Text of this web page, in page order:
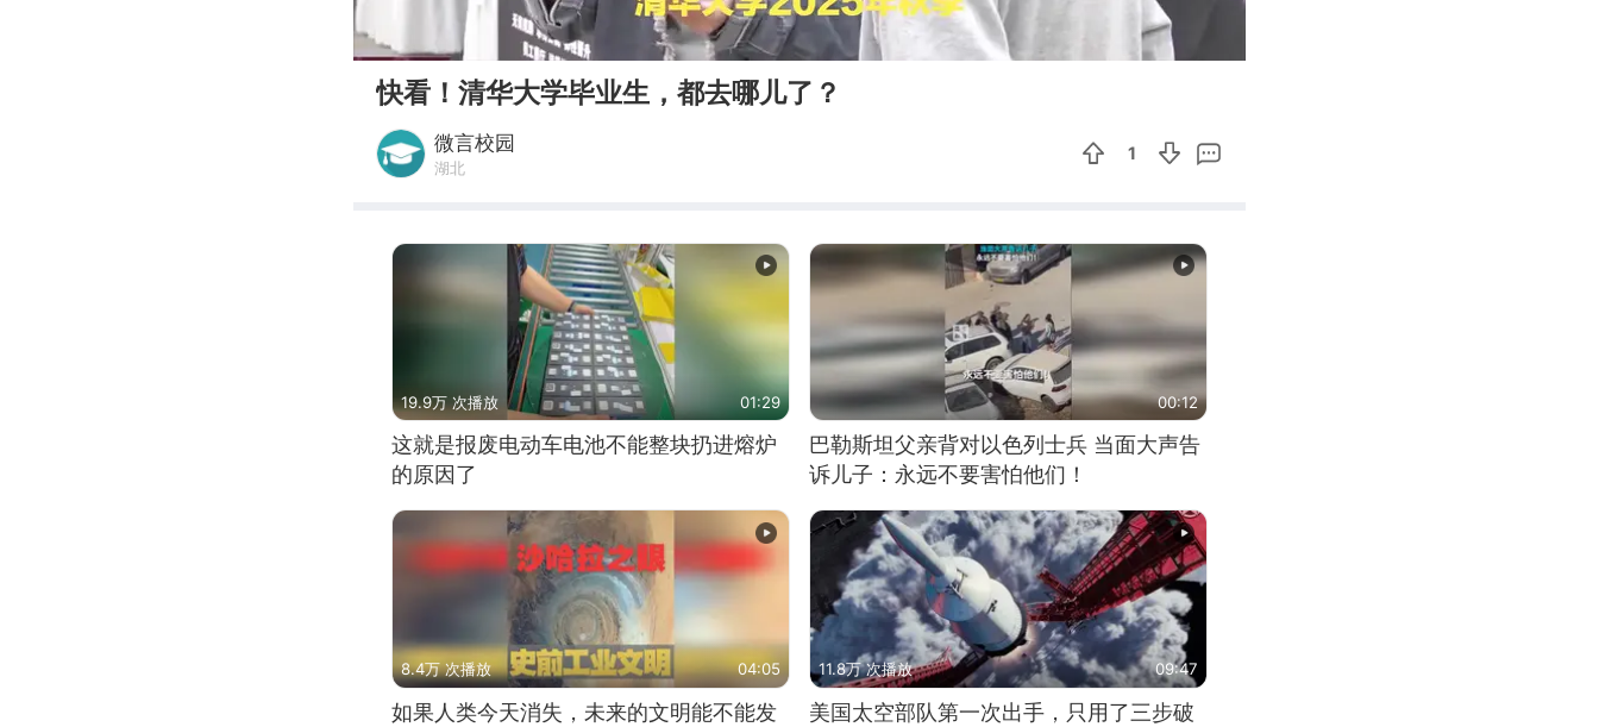
00:00 03:16
快看！清华大学毕业生，都去哪儿了？
微言校园
湖北
1
19.9万 次播放 01:29
这就是报废电动车电池不能整块扔进熔炉
的原因了
00:12
巴勒斯坦父亲背对以色列士兵 当面大声告
诉儿子：永远不要害怕他们！
8.4万 次播放 04:05
如果人类今天消失，未来的文明能不能发
11.8万 次播放 09:47
美国太空部队第一次出手，只用了三步破